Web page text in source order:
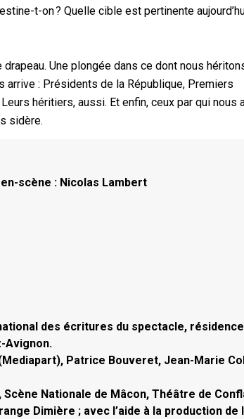
t-on ? Quelle cible est pertinente
Une plongée dans ce dont nous
: Présidents de la République, Premiers
héritiers, aussi. Et enfin, ceux par qui nous
sidère.
scène : Nicolas Lambert
des écritures du spectacle,
Avignon.
Patrice Bouveret, Jean-Marie
Nationale de Mâcon, Théâtre de
Dimière ; avec l’aide à la production de